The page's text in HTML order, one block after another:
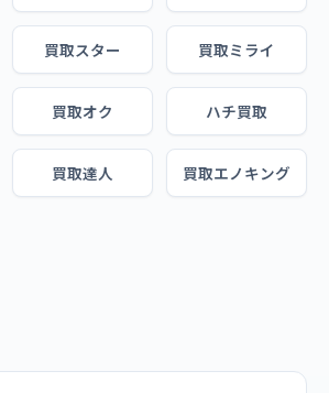
買取スター 買取ミライ
買取オク ハチ買取
買取達人 買取エノキング